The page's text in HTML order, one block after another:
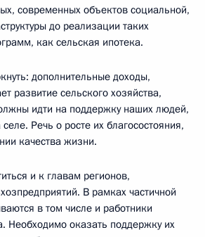
современных объектов социальной,
до реализации таких
как сельская ипотека.
дополнительные доходы,
развитие сельского хозяйства,
идти на поддержку наших людей,
Речь о росте их благосостояния,
качества жизни.
и к главам регионов,
В рамках частичной
в том числе и работники
Необходимо оказать поддержку их